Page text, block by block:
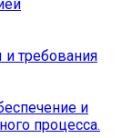
и требования
и
процесса.